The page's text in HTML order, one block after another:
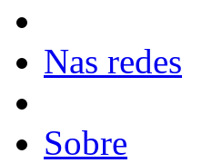
Nas redes
Sobre